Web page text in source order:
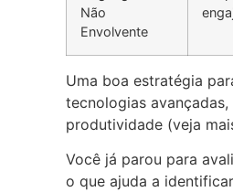
Não
Envolvente
Uma boa estratégia
tecnologias
produtividade (veja
Você já parou para
o que ajuda a